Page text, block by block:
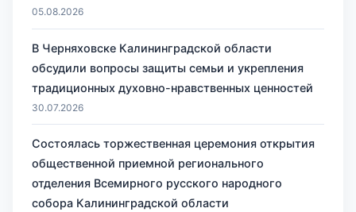
05.08.2026
В Черняховске Калининградской области
обсудили вопросы защиты семьи и укрепления
традиционных духовно-нравственных ценностей
30.07.2026
Состоялась торжественная церемония открытия
общественной приемной регионального
отделения Всемирного русского народного
собора Калининградской области